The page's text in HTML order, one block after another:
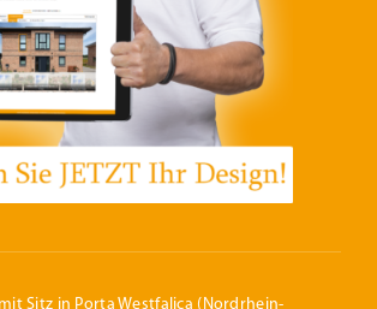
mit Sitz in Porta Westfalica (Nordrhein-